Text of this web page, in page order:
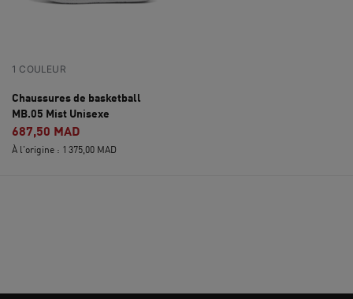
1 COULEUR
Chaussures de basketball
MB.05 Mist Unisexe
687,50 MAD
À l'origine : 1 375,00 MAD